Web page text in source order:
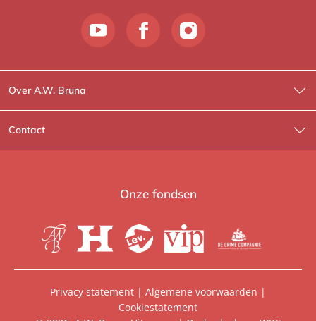
Over A.W. Bruna
Wat wij doen
Wie is Wie?
Heartbeat
Aanbiedingsbrochures
Contact
Contactinformatie
Voor de boekhandels
Manuscripten
Onze fondsen
Privacy statement | Algemene voorwaarden |
Cookiestatement